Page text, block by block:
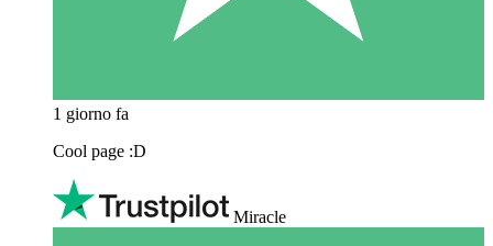
1 giorno fa
Cool page :D
Miracle